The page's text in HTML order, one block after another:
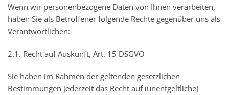
Wenn wir personenbezogene Daten von Ihnen verarbeiten,
haben Sie als Betroffener folgende Rechte gegenüber uns als
Verantwortlichen:
2.1. Recht auf Auskunft, Art. 15 DSGVO
Sie haben im Rahmen der geltenden gesetzlichen
Bestimmungen jederzeit das Recht auf (unentgeltliche)